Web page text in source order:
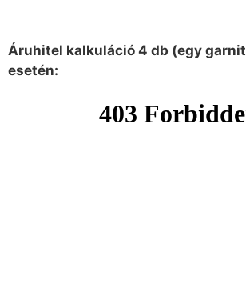
Áruhitel kalkuláció 4 db (egy
esetén: